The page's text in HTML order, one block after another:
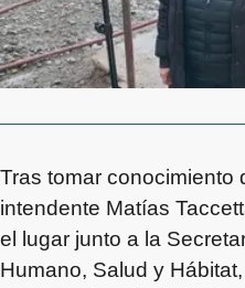
Tras tomar conocimiento
intendente Matías
el lugar junto a la
Humano, Salud y